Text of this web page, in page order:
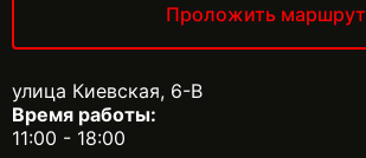
Проложить маршрут
улица Киевская, 6-В
Время работы:
11:00 - 18:00